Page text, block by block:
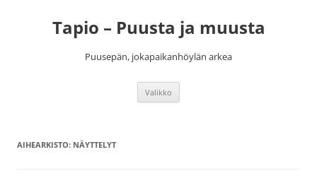
Tapio – Puusta ja muusta
Puusepän, jokapaikanhöylän arkea
Valikko
AIHEARKISTO: NÄYTTELYT